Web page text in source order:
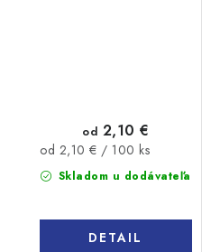
Skladom u dodávateľa
od 2,10 €
Jednotková
cena:
od 2,10 € / 100 ks
DETAIL